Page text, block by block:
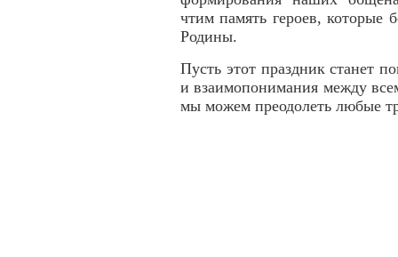
чтим память героев, которые
Родины.
Пусть этот праздник станет
и взаимопонимания между
мы можем преодолеть любые